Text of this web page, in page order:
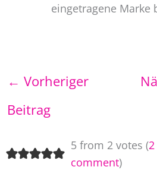
eingetragene Marke
← Vorheriger
Beitrag
5 from 2 votes (
comment)